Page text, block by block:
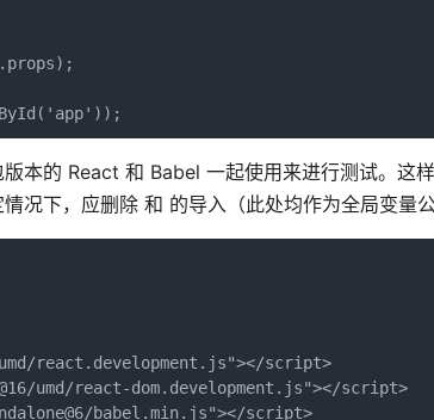
本的 React 和 Babel 一起使用来进行测试。这
况下，应删除 和 的导入（此处均作为全局变
react.development.js"></script>
umd/react-dom.development.js"></script>
babel.min.js"></script>